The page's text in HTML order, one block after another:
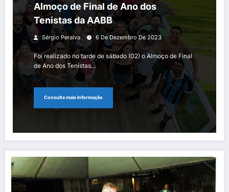
Almoço de Final de Ano dos
Tenistas da AABB
Sérgio Peralva 6 De Dezembro De 2023
Foi realizado no tarde de sábado (02) o Almoço de Final
de Ano dos Tenistas…
Consulte mais informação